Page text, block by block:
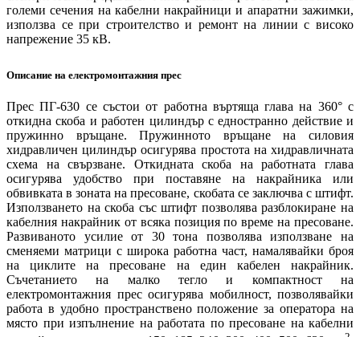
големи сечения на кабелни накрайници и апаратни зажимки,
използва се при строителство и ремонт на линии с високо
напрежение 35 кВ.
Описание на електромонтажния прес
Прес ПГ-630 се състои от работна въртяща глава на 360° с
откидна скоба и работен цилиндър с едностранно действие и
пружинно връщане. Пружинното връщане на силовия
хидравличен цилиндър осигурява простота на хидравличната
схема на свързване. Откидната скоба на работната глава
осигурява удобство при поставяне на накрайника или
обвивката в зоната на пресоване, скобата се заключва с штифт.
Използването на скоба със штифт позволява разблокиране на
кабелния накрайник от всяка позиция по време на пресоване.
Развиваното усилие от 30 тона позволява използване на
сменяеми матрици с широка работна част, намалявайки броя
на циклите на пресоване на един кабелен накрайник.
Съчетанието на малко тегло и компактност на
електромонтажния прес осигурява мобилност, позволявайки
работа в удобно пространствено положение за оператора на
място при изпълнение на работата по пресоване на кабелни